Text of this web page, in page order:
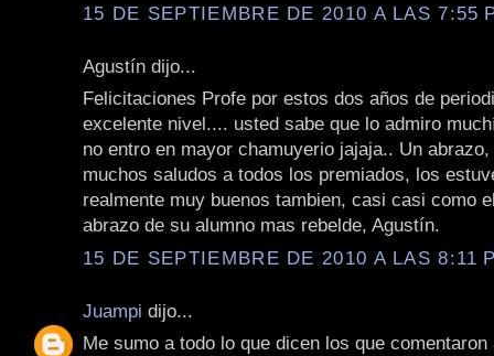
15 DE SEPTIEMBRE DE 2010 A LAS 7:55
Agustín dijo...
Felicitaciones Profe por estos dos años de
excelente nivel.... usted sabe que lo admiro
no entro en mayor chamuyerio jajaja.. Un
muchos saludos a todos los premiados, los
realmente muy buenos tambien, casi casi como
abrazo de su alumno mas rebelde, Agustín.
15 DE SEPTIEMBRE DE 2010 A LAS 8:11
Juampi dijo...
Me sumo a todo lo que dicen los que comentaron